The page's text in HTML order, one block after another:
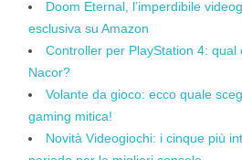
Doom Eternal, l’imperdibile
esclusiva su Amazon
Controller per PlayStation 4: qual
Nacor?
Volante da gioco: ecco quale
gaming mitica!
Novità Videogiochi: i cinque più